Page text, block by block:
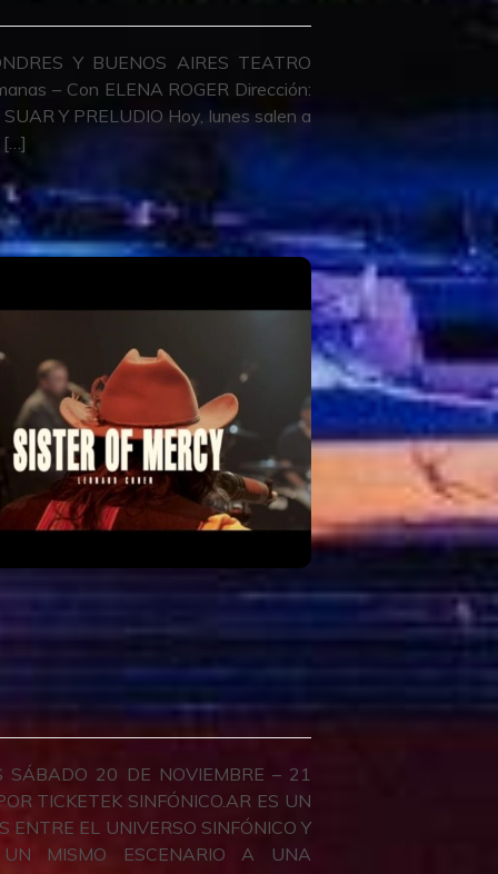
Y BUENOS AIRES TEATRO
– Con ELENA ROGER Dirección:
Y PRELUDIO Hoy, lunes salen a
[…]
SÁBADO 20 DE NOVIEMBRE – 21
TICKETEK SINFÓNICO.AR ES UN
ENTRE EL UNIVERSO SINFÓNICO Y
MISMO ESCENARIO A UNA